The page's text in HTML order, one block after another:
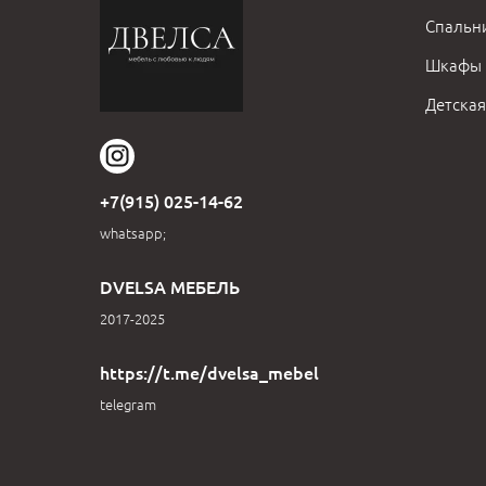
+7(915) 025-14-62
whatsapp;
DVELSA МЕБЕЛЬ
2017-2025
https://t.me/dvelsa_mebel
telegram
Шкафы